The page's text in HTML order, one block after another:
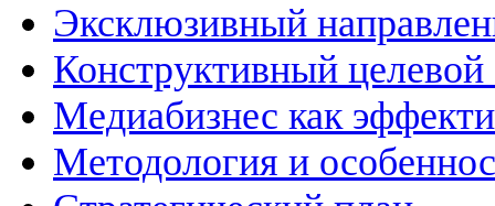
Эксклюзивный
Конструктивный
Медиабизнес как
Методология и